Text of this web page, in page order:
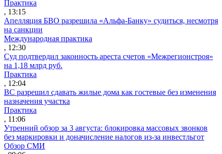
Практика
, 13:15
Апелляция БВО разрешила «Альфа-Банку» судиться, несмотря
на санкции
Международная практика
, 12:30
Суд подтвердил законность ареста счетов «Межрегионстроя»
на 1,18 млрд руб.
Практика
, 12:04
ВС разрешил сдавать жилые дома как гостевые без изменения
назначения участка
Практика
, 11:06
Утренний обзор за 3 августа: блокировка массовых звонков
без маркировки и доначисление налогов из-за инвестльгот
Обзор СМИ